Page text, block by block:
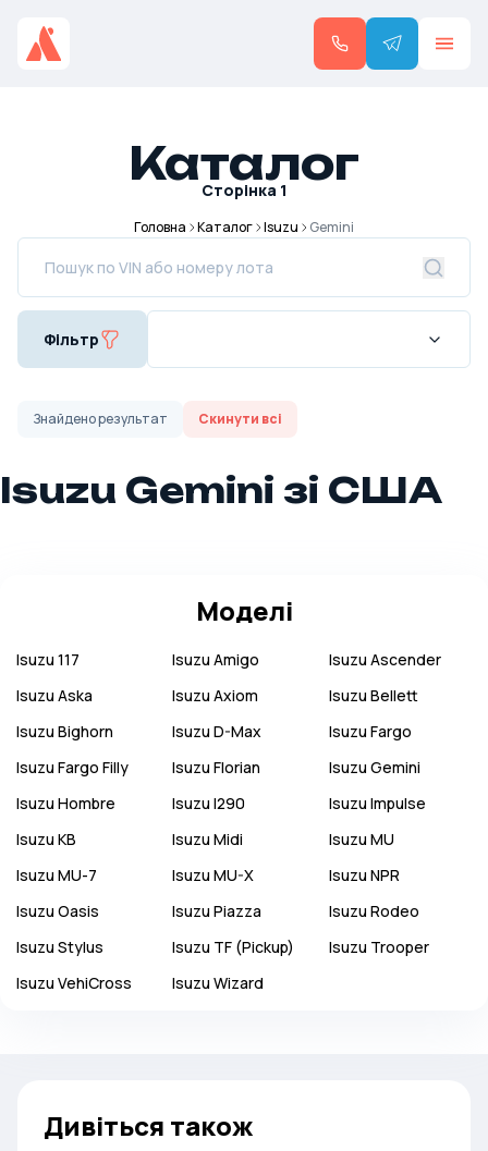
Каталог
Сторінка 1
Головна Каталог Isuzu Gemini
Фільтр
Знайденорезультат Скинути всі
Isuzu Gemini зі США
Моделі
Isuzu 117 Isuzu Amigo Isuzu Ascender
Isuzu Aska Isuzu Axiom Isuzu Bellett
Isuzu Bighorn Isuzu D-Max Isuzu Fargo
Isuzu Fargo Filly Isuzu Florian Isuzu Gemini
Isuzu Hombre Isuzu I290 Isuzu Impulse
Isuzu KB Isuzu Midi Isuzu MU
Isuzu MU-7 Isuzu MU-X Isuzu NPR
Isuzu Oasis Isuzu Piazza Isuzu Rodeo
Isuzu Stylus Isuzu TF (Pickup) Isuzu Trooper
Isuzu VehiCross Isuzu Wizard
Дивіться також